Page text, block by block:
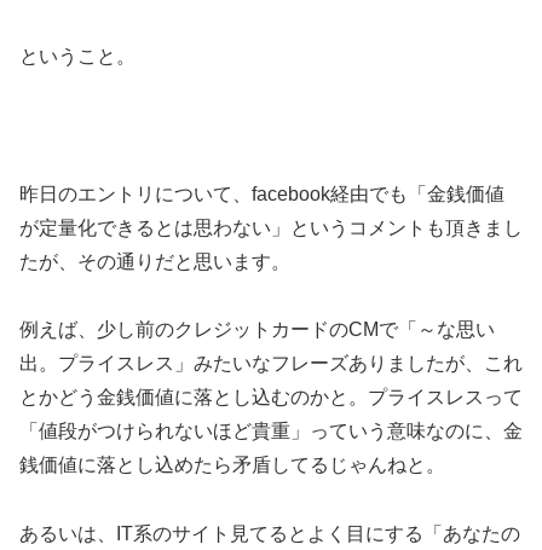
ということ。
昨日のエントリについて、facebook経由でも「金銭価値
が定量化できるとは思わない」というコメントも頂きまし
たが、その通りだと思います。
例えば、少し前のクレジットカードのCMで「～な思い
出。プライスレス」みたいなフレーズありましたが、これ
とかどう金銭価値に落とし込むのかと。プライスレスって
「値段がつけられないほど貴重」っていう意味なのに、金
銭価値に落とし込めたら矛盾してるじゃんねと。
あるいは、IT系のサイト見てるとよく目にする「あなたの